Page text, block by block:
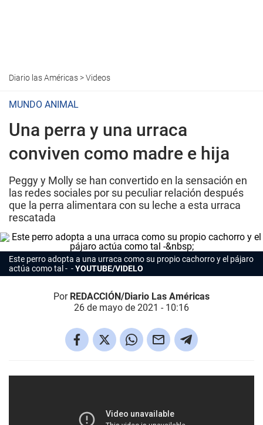
Diario las Américas>Videos
MUNDO ANIMAL
Una perra y una urraca
conviven como madre e hija
Peggy y Molly se han convertido en la sensación en
las redes sociales por su peculiar relación después
que la perra alimentara con su leche a esta urraca
rescatada
Este perro adopta a una urraca como su propio cachorro y el pájaro
actúa como tal -
YOUTUBE/VIDELO
Por REDACCIÓN/Diario Las Américas
26 de mayo de 2021 - 10:16